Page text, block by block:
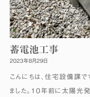
蓄電池工事
2023年8月29日
こんにちは、住宅設備課で
ました。10年前に太陽光